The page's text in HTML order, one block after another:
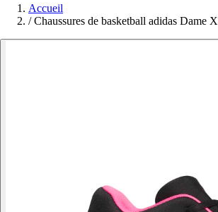
Accueil
/ Chaussures de basketball adidas Dame X